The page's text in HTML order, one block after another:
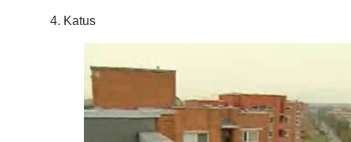
4. Katus